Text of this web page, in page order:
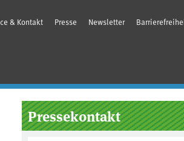
& Kontakt Presse Newsletter
Seitenleiste
Pressekontakt